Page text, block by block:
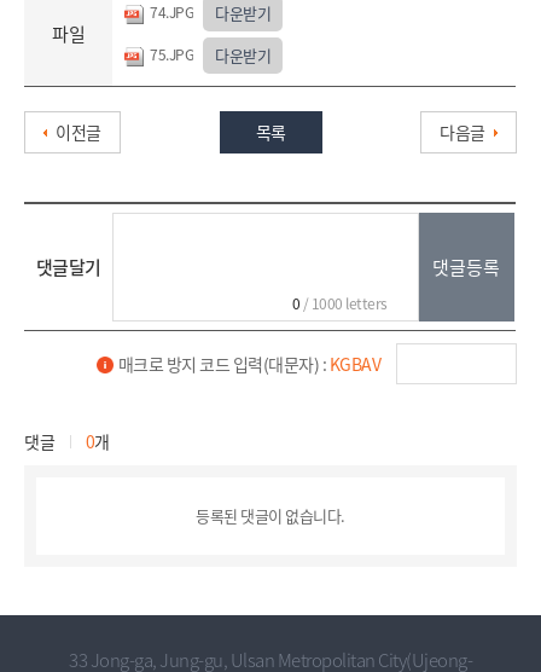
파일
74.JPG 다운받기
75.JPG 다운받기
이전글 다음글
목록
댓글달기
0 / 1000 letters
매크로 방지 코드 입력(대문자) : KGBAV
댓글 0개
등록된 댓글이 없습니다.
33 Jong-ga, Jung-gu, Ulsan Metropolitan City(Ujeong-